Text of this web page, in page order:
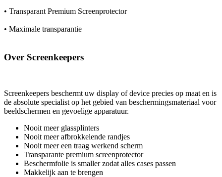
• Transparant Premium Screenprotector
• Maximale transparantie
Over Screenkeepers
Screenkeepers beschermt uw display of device precies op maat en is
de absolute specialist op het gebied van beschermingsmateriaal voor
beeldschermen en gevoelige apparatuur.
Nooit meer glassplinters
Nooit meer afbrokkelende randjes
Nooit meer een traag werkend scherm
Transparante premium screenprotector
Beschermfolie is smaller zodat alles cases passen
Makkelijk aan te brengen